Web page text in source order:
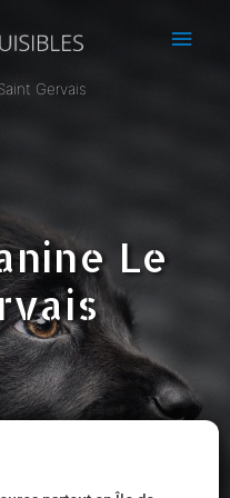
Gervais
Le